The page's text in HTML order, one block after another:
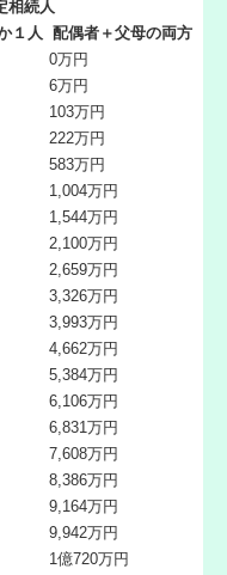
相続人
１人
配偶者＋父母の両方
0万円
6万円
103万円
222万円
583万円
1,004万円
1,544万円
2,100万円
2,659万円
3,326万円
3,993万円
4,662万円
5,384万円
6,106万円
6,831万円
7,608万円
8,386万円
9,164万円
9,942万円
1億720万円